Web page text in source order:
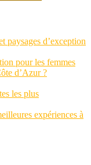
paysages d’exception
pour les femmes
d’Azur ?
les plus
expériences à